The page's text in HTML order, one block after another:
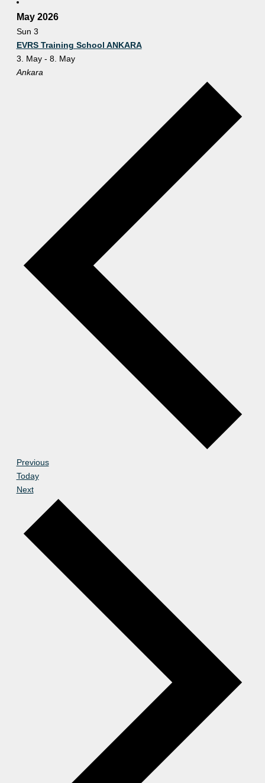
May 2026
Sun 3
EVRS Training School ANKARA
3. May- 8. May
Ankara
PreviousEvents
Today
NextEvents